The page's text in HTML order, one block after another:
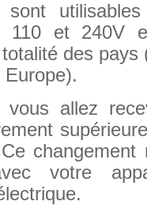
sont
110 et 240V
des
allez
votre